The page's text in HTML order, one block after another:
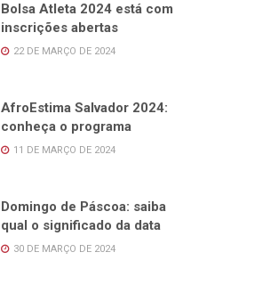
Bolsa Atleta 2024 está com
inscrições abertas
22 DE MARÇO DE 2024
AfroEstima Salvador 2024:
conheça o programa
11 DE MARÇO DE 2024
Domingo de Páscoa: saiba
qual o significado da data
30 DE MARÇO DE 2024